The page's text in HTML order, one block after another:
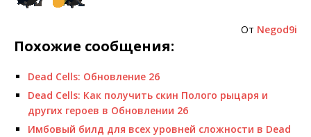
От Negod9i
Похожие сообщения:
Dead Cells: Обновление 26
Dead Cells: Как получить скин Полого рыцаря и
других героев в Обновлении 26
Имбовый билд для всех уровней сложности в Dead